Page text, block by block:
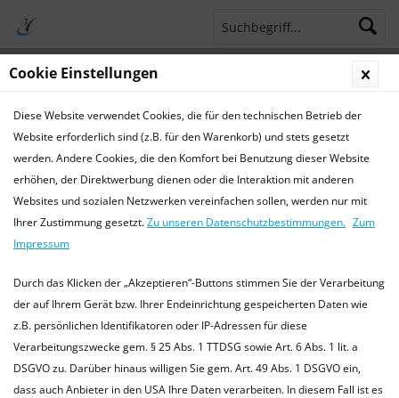
Terminsprechstunde Service Hotline 04421 773770
Aktuelles
Aktuelles
Informationen aus unserer Praxis und Tiermedizin. oder
besuchen Sie uns... mehr erfahren »
Filtern
Cookie Einstellungen
Diese Website verwendet Cookies, die für den technischen Betrieb der
Website erforderlich sind (z.B. für den Warenkorb) und stets gesetzt
werden. Andere Cookies, die den Komfort bei Benutzung dieser Website
erhöhen, der Direktwerbung dienen oder die Interaktion mit anderen
Websites und sozialen Netzwerken vereinfachen sollen, werden nur mit
Ihrer Zustimmung gesetzt.Zu unseren Datenschutzbestimmungen. Zum
Impressum
Durch das Klicken der „Akzeptieren“-Buttons stimmen Sie der Verarbeitung
der auf Ihrem Gerät bzw. Ihrer Endeinrichtung gespeicherten Daten wie
z.B. persönlichen Identifikatoren oder IP-Adressen für diese
Verarbeitungszwecke gem. § 25 Abs. 1 TTDSG sowie Art. 6 Abs. 1 lit. a
DSGVO zu. Darüber hinaus willigen Sie gem. Art. 49 Abs. 1 DSGVO ein,
dass auch Anbieter in den USA Ihre Daten verarbeiten. In diesem Fall ist es